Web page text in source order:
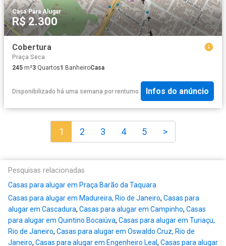
Casa·Para Alugar
R$ 2.300
Cobertura
Praça Seca
245 m²3 Quartos1 BanheiroCasa
Disponibilizado há uma semana por rentumo Infos do anúncio
1 2 3 4 5 >
Pesquisas relacionadas
Casas para alugar em Praça Barão da Taquara
Casas para alugar em Madureira, Rio de Janeiro, Casas para
alugar em Cascadura, Casas para alugar em Campinho, Casas
para alugar em Quintino Bocaiúva, Casas para alugar em Turiaçu,
Rio de Janeiro, Casas para alugar em Oswaldo Cruz, Rio de
Janeiro, Casas para alugar em Engenheiro Leal, Casas para alugar